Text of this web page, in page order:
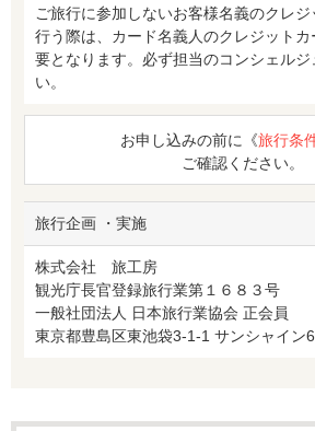
ご旅行に参加しないお客様名義のクレ
行う際は、カード名義人のクレジット
要となります。必ず担当のコンシェルジ
い。
お申し込みの前に《旅行条
ご確認ください。
旅行企画 ・実施
株式会社 旅工房
観光庁長官登録旅行業第１６８３号
一般社団法人 日本旅行業協会 正会員
東京都豊島区東池袋3-1-1 サンシャイン